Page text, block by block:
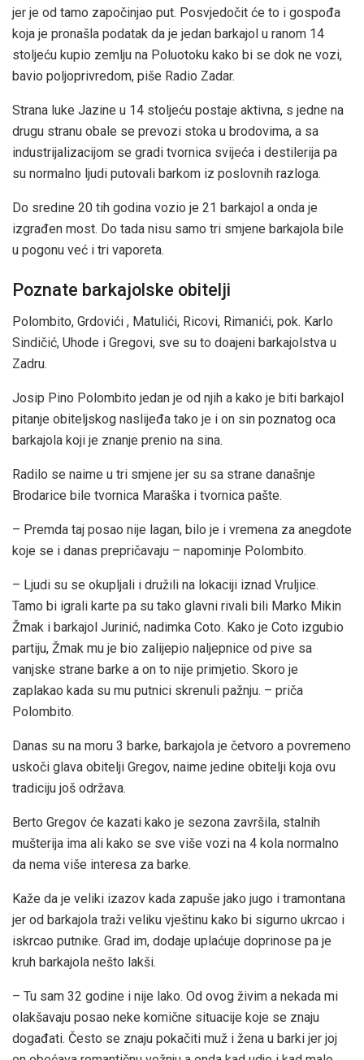
jer je od tamo započinjao put. Posvjedočit će to i gospođa
koja je pronašla podatak da je jedan barkajol u ranom 14
stoljeću kupio zemlju na Poluotoku kako bi se dok ne vozi,
bavio poljoprivredom, piše Radio Zadar.
Strana luke Jazine u 14 stoljeću postaje aktivna, s jedne na
drugu stranu obale se prevozi stoka u brodovima, a sa
industrijalizacijom se gradi tvornica svijeća i destilerija pa
su normalno ljudi putovali barkom iz poslovnih razloga.
Do sredine 20 tih godina vozio je 21 barkajol a onda je
izgrađen most. Do tada nisu samo tri smjene barkajola bile
u pogonu već i tri vaporeta.
Poznate barkajolske obitelji
Polombito, Grdovići , Matulići, Ricovi, Rimanići, pok. Karlo
Sindičić, Uhode i Gregovi, sve su to doajeni barkajolstva u
Zadru.
Josip Pino Polombito jedan je od njih a kako je biti barkajol
pitanje obiteljskog naslijeđa tako je i on sin poznatog oca
barkajola koji je znanje prenio na sina.
Radilo se naime u tri smjene jer su sa strane današnje
Brodarice bile tvornica Maraška i tvornica pašte.
– Premda taj posao nije lagan, bilo je i vremena za anegdote
koje se i danas prepričavaju – napominje Polombito.
– Ljudi su se okupljali i družili na lokaciji iznad Vruljice.
Tamo bi igrali karte pa su tako glavni rivali bili Marko Mikin
Žmak i barkajol Jurinić, nadimka Coto. Kako je Coto izgubio
partiju, Žmak mu je bio zalijepio naljepnice od pive sa
vanjske strane barke a on to nije primjetio. Skoro je
zaplakao kada su mu putnici skrenuli pažnju. – priča
Polombito.
Danas su na moru 3 barke, barkajola je četvoro a povremeno
uskoči glava obitelji Gregov, naime jedine obitelji koja ovu
tradiciju još održava.
Berto Gregov će kazati kako je sezona završila, stalnih
mušterija ima ali kako se sve više vozi na 4 kola normalno
da nema više interesa za barke.
Kaže da je veliki izazov kada zapuše jako jugo i tramontana
jer od barkajola traži veliku vještinu kako bi sigurno ukrcao i
iskrcao putnike. Grad im, dodaje uplaćuje doprinose pa je
kruh barkajola nešto lakši.
– Tu sam 32 godine i nije lako. Od ovog živim a nekada mi
olakšavaju posao neke komične situacije koje se znaju
događati. Često se znaju pokačiti muž i žena u barki jer joj